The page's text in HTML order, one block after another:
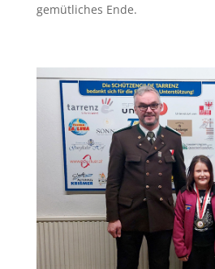
gemütliches Ende.